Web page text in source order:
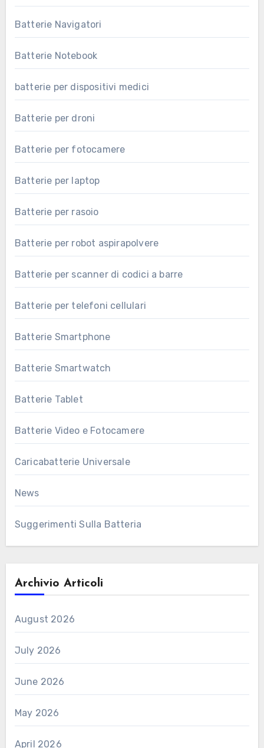
Batterie Navigatori
Batterie Notebook
batterie per dispositivi medici
Batterie per droni
Batterie per fotocamere
Batterie per laptop
Batterie per rasoio
Batterie per robot aspirapolvere
Batterie per scanner di codici a barre
Batterie per telefoni cellulari
Batterie Smartphone
Batterie Smartwatch
Batterie Tablet
Batterie Video e Fotocamere
Caricabatterie Universale
News
Suggerimenti Sulla Batteria
Archivio Articoli
August 2026
July 2026
June 2026
May 2026
April 2026